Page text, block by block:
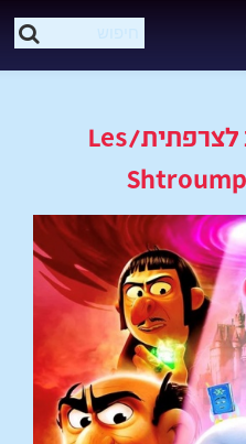
דרדסים-מדובב לצרפתית/Les